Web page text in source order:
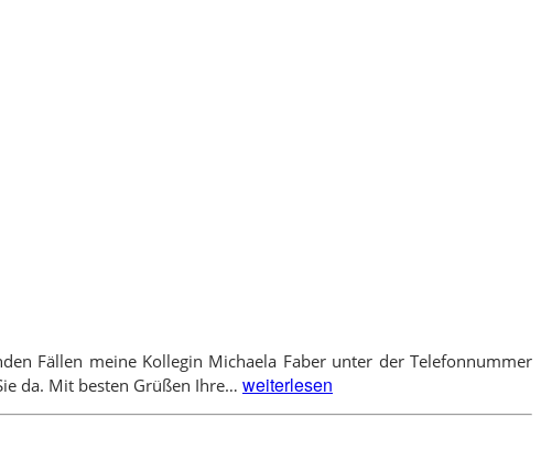
Fällen meine Kollegin Michaela Faber unter der Telefonnummer
da. Mit besten Grüßen Ihre… Urlaub
im
September
weiterlesen